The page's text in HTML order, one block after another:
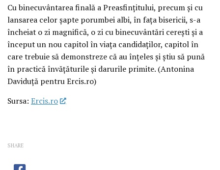
Cu binecuvântarea finală a Preasfințitului, precum și cu
lansarea celor șapte porumbei albi, în fața bisericii, s-a
încheiat o zi magnifică, o zi cu binecuvântări cerești și a
început un nou capitol în viața candidaților, capitol în
care trebuie să demonstreze că au înțeles și știu să pună
în practică învățăturile și darurile primite. (Antonina
Daviduță pentru Ercis.ro)
Sursa: Ercis.ro
SHARE